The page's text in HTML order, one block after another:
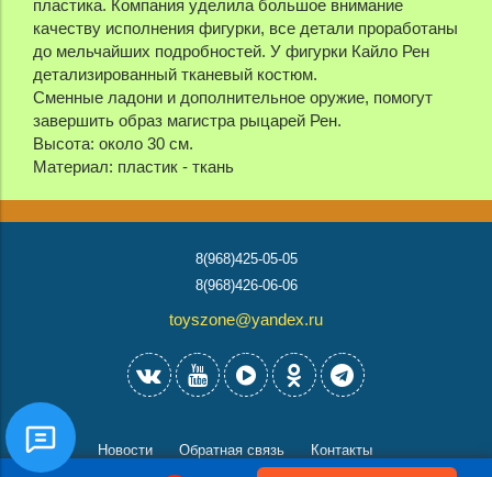
пластика. Компания уделила большое внимание
качеству исполнения фигурки, все детали проработаны
до мельчайших подробностей. У фигурки Кайло Рен
детализированный тканевый костюм.
Сменные ладони и дополнительное оружие, помогут
завершить образ магистра рыцарей Рен.
Высота: около 30 см.
Материал: пластик - ткань
8(968)425-05-05
8(968)426-06-06
toyszone@yandex.ru
Новости Обратная связь Контакты